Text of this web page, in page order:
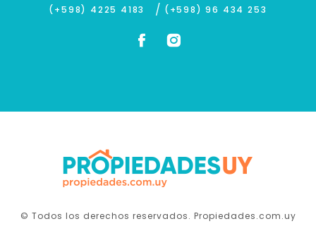
(+598) 4225 4183 / (+598) 96 434 253
© Todos los derechos reservados. Propiedades.com.uy